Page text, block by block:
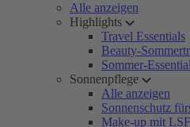
Alle anzeigen
Highlights
Travel Essentials
Beauty-
Sommer-
Sonnenpflege
Alle anzeigen
Sonnenschutz
Make-up mit LSF